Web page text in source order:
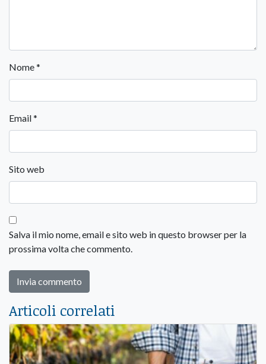
Nome*
Email*
Sito web
Salva il mio nome, email e sito web in questo browser per la
prossima volta che commento.
Articoli correlati